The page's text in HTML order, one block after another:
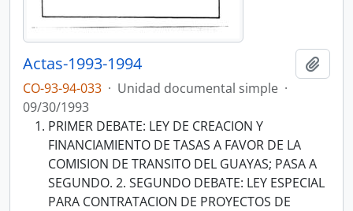
Actas-1993-1994
CO-93-94-033 · Unidad documental simple ·
09/30/1993
PRIMER DEBATE: LEY DE CREACION Y
FINANCIAMIENTO DE TASAS A FAVOR DE LA
COMISION DE TRANSITO DEL GUAYAS; PASA A
SEGUNDO. 2. SEGUNDO DEBATE: LEY ESPECIAL
PARA CONTRATACION DE PROYECTOS DE